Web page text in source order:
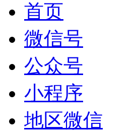
首页
微信号
公众号
小程序
地区微信